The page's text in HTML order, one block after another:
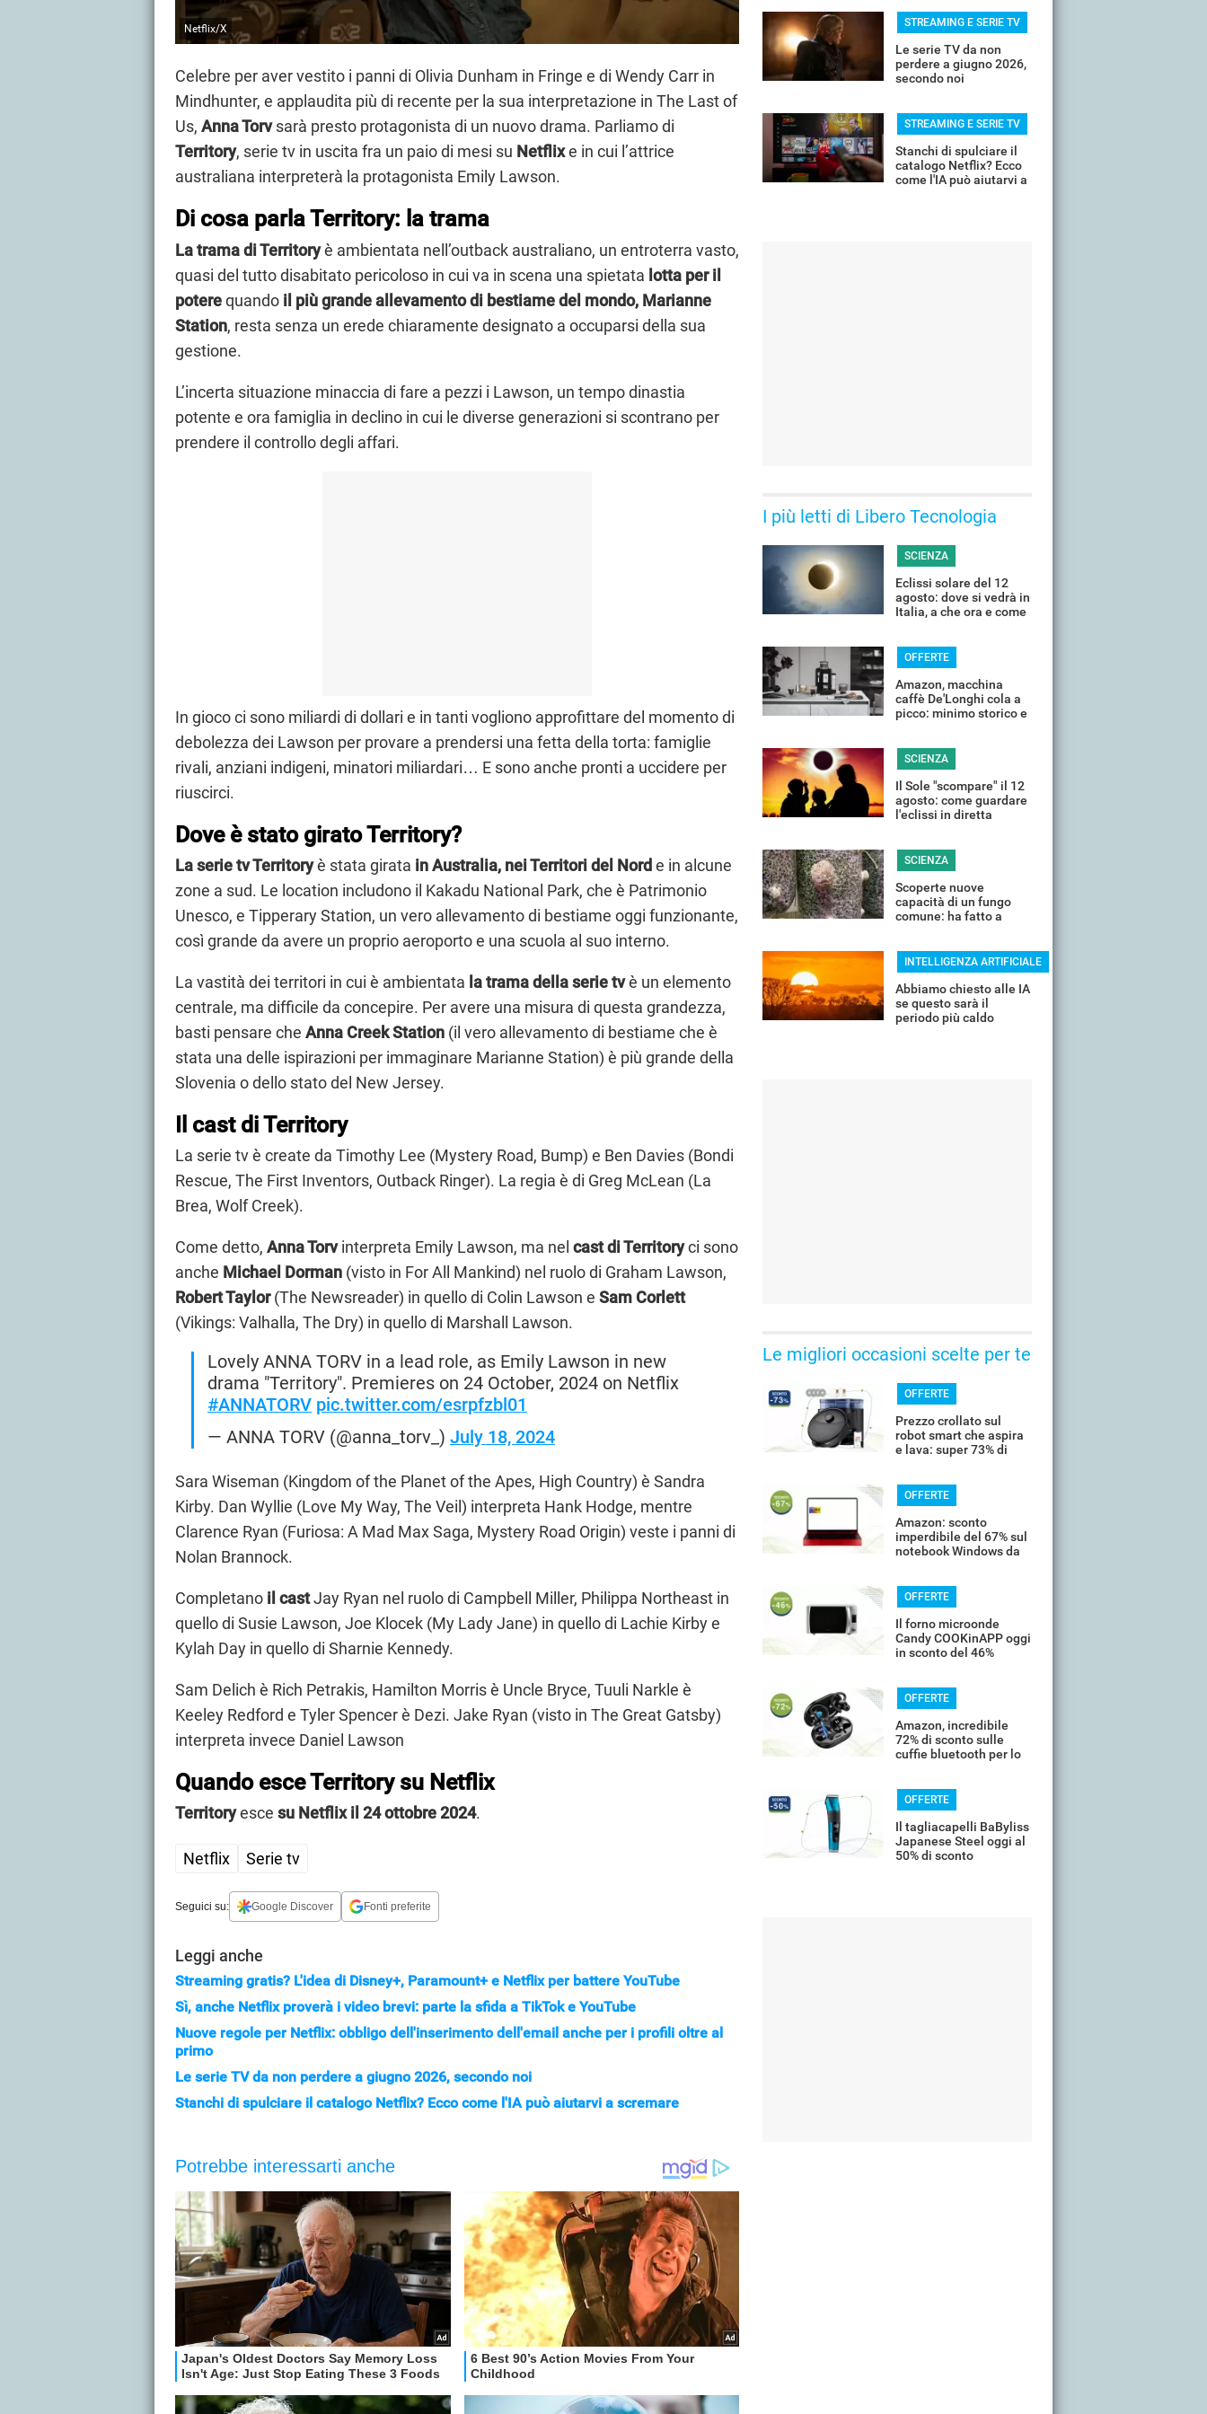
Netflix/X
Celebre per aver vestito i panni di Olivia Dunham in Fringe e di Wendy Carr in
Mindhunter, e applaudita più di recente per la sua interpretazione in The Last of
Us, Anna Torvsarà presto protagonista di un nuovo drama. Parliamo di
Territory, serie tv in uscita fra un paio di mesi su Netflixe in cui l’attrice
australiana interpreterà la protagonista Emily Lawson.
Di cosa parla Territory: la trama
La trama di Territoryè ambientata nell’outback australiano, un entroterra vasto,
quasi del tutto disabitato pericoloso in cui va in scena una spietata lotta per il
poterequando il più grande allevamento di bestiame del mondo, Marianne
Station, resta senza un erede chiaramente designato a occuparsi della sua
gestione.
L’incerta situazione minaccia di fare a pezzi i Lawson, un tempo dinastia
potente e ora famiglia in declino in cui le diverse generazioni si scontrano per
prendere il controllo degli affari.
In gioco ci sono miliardi di dollari e in tanti vogliono approfittare del momento di
debolezza dei Lawson per provare a prendersi una fetta della torta: famiglie
rivali, anziani indigeni, minatori miliardari… E sono anche pronti a uccidere per
riuscirci.
Dove è stato girato Territory?
La serie tv Territoryè stata girata in Australia, nei Territori del Nord e in alcune
zone a sud. Le location includono il Kakadu National Park, che è Patrimonio
Unesco, e Tipperary Station, un vero allevamento di bestiame oggi funzionante,
così grande da avere un proprio aeroporto e una scuola al suo interno.
La vastità dei territori in cui è ambientata la trama della serie tvè un elemento
centrale, ma difficile da concepire. Per avere una misura di questa grandezza,
basti pensare che Anna Creek Station (il vero allevamento di bestiame che è
stata una delle ispirazioni per immaginare Marianne Station) è più grande della
Slovenia o dello stato del New Jersey.
Il cast di Territory
La serie tv è create da Timothy Lee (Mystery Road, Bump) e Ben Davies (Bondi
Rescue, The First Inventors, Outback Ringer). La regia è di Greg McLean (La
Brea, Wolf Creek).
Come detto, Anna Torvinterpreta Emily Lawson, ma nel cast di Territoryci sono
anche Michael Dorman (visto in For All Mankind) nel ruolo di Graham Lawson,
Robert Taylor(The Newsreader) in quello di Colin Lawson e Sam Corlett
(Vikings: Valhalla, The Dry) in quello di Marshall Lawson.
Lovely ANNA TORV in a lead role, as Emily Lawson in new
drama "Territory". Premieres on 24 October, 2024 on Netflix
#ANNATORV pic.twitter.com/esrpfzbl01
— ANNA TORV (@anna_torv_) July 18, 2024
Sara Wiseman (Kingdom of the Planet of the Apes, High Country) è Sandra
Kirby. Dan Wyllie (Love My Way, The Veil) interpreta Hank Hodge, mentre
Clarence Ryan (Furiosa: A Mad Max Saga, Mystery Road Origin) veste i panni di
Nolan Brannock.
Completano il castJay Ryan nel ruolo di Campbell Miller, Philippa Northeast in
quello di Susie Lawson, Joe Klocek (My Lady Jane) in quello di Lachie Kirby e
Kylah Day in quello di Sharnie Kennedy.
Sam Delich è Rich Petrakis, Hamilton Morris è Uncle Bryce, Tuuli Narkle è
Keeley Redford e Tyler Spencer è Dezi. Jake Ryan (visto in The Great Gatsby)
interpreta invece Daniel Lawson
Quando esce Territory su Netflix
Territoryesce su Netflix il 24 ottobre 2024.
Netflix Serie tv
Seguici su: Google Discover Fonti preferite
Leggi anche
Streaming gratis? L'idea di Disney+, Paramount+ e Netflix per battere YouTube
Sì, anche Netflix proverà i video brevi: parte la sfida a TikTok e YouTube
Nuove regole per Netflix: obbligo dell'inserimento dell'email anche per i profili oltre al
primo
Le serie TV da non perdere a giugno 2026, secondo noi
Stanchi di spulciare il catalogo Netflix? Ecco come l'IA può aiutarvi a scremare
STREAMING E SERIE TV
Le serie TV da non
perdere a giugno 2026,
secondo noi
STREAMING E SERIE TV
Stanchi di spulciare il
catalogo Netflix? Ecco
come l'IA può aiutarvi a
I più letti di Libero Tecnologia
SCIENZA
Eclissi solare del 12
agosto: dove si vedrà in
Italia, a che ora e come
OFFERTE
Amazon, macchina
caffè De'Longhi cola a
picco: minimo storico e
SCIENZA
Il Sole "scompare" il 12
agosto: come guardare
l'eclissi in diretta
SCIENZA
Scoperte nuove
capacità di un fungo
comune: ha fatto a
INTELLIGENZA ARTIFICIALE
Abbiamo chiesto alle IA
se questo sarà il
periodo più caldo
Le migliori occasioni scelte per te
OFFERTE
Prezzo crollato sul
robot smart che aspira
e lava: super 73% di
OFFERTE
Amazon: sconto
imperdibile del 67% sul
notebook Windows da
OFFERTE
Il forno microonde
Candy COOKinAPP oggi
in sconto del 46%
OFFERTE
Amazon, incredibile
72% di sconto sulle
cuffie bluetooth per lo
OFFERTE
Il tagliacapelli BaByliss
Japanese Steel oggi al
50% di sconto